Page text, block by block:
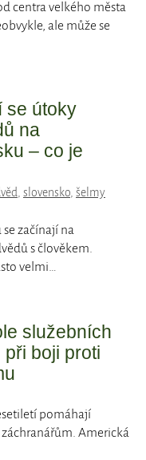
centra velkého města
ale může se
se útoky
na
– co je
, slovensko, šelmy
začínají na
s člověkem.
velmi…
služebních
při boji proti
pomáhají
Americká